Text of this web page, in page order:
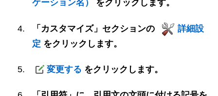
ケーション名） をクリックします。
「カスタマイズ」セクションの
詳細設
定 をクリックします。
変更する をクリックします。